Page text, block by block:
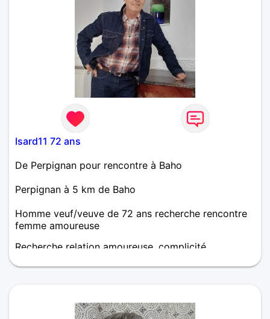
Isard11 72 ans
De Perpignan pour rencontre à Baho
Perpignan à 5 km de Baho
Homme veuf/veuve de 72 ans recherche rencontre
femme amoureuse
Recherche relation amoureuse, complicité,
femme pour ce qu’elle est, et représente, Mais aussi,
montagne où au bord de la mer à St cyprien suivant